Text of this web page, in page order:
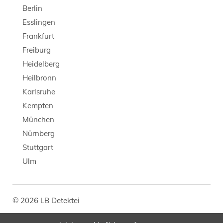
Berlin
Esslingen
Frankfurt
Freiburg
Heidelberg
Heilbronn
Karlsruhe
Kempten
München
Nürnberg
Stuttgart
Ulm
© 2026 LB Detektei